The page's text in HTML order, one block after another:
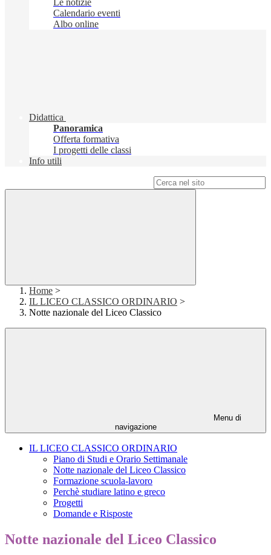
Le notizie
Calendario eventi
Albo online
Didattica
Panoramica
Offerta formativa
I progetti delle classi
Info utili
Home >
IL LICEO CLASSICO ORDINARIO >
Notte nazionale del Liceo Classico
Menu di
navigazione
IL LICEO CLASSICO ORDINARIO
Piano di Studi e Orario Settimanale
Notte nazionale del Liceo Classico
Formazione scuola-lavoro
Perchè studiare latino e greco
Progetti
Domande e Risposte
Notte nazionale del Liceo Classico